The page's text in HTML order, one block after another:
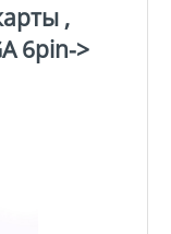
,
6pin->